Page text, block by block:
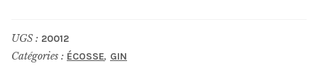
HARRIS
Gin
UGS : 20012
Catégories : ÉCOSSE, GIN